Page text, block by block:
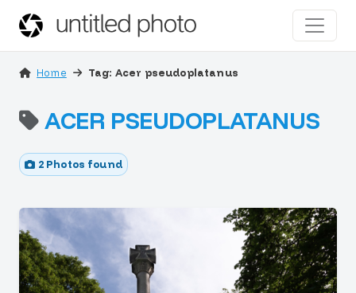
Home Tag: Acer pseudoplatanus
ACER PSEUDOPLATANUS
2 Photos found